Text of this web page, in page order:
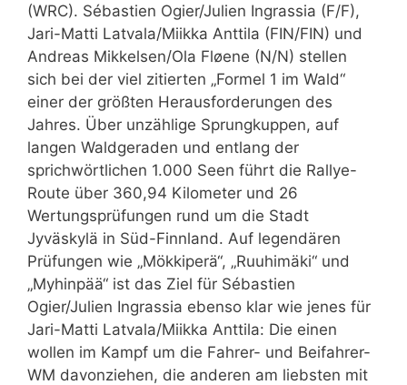
(WRC). Sébastien Ogier/Julien Ingrassia (F/F),
Jari-Matti Latvala/Miikka Anttila (FIN/FIN) und
Andreas Mikkelsen/Ola Fløene (N/N) stellen
sich bei der viel zitierten „Formel 1 im Wald“
einer der größten Herausforderungen des
Jahres. Über unzählige Sprungkuppen, auf
langen Waldgeraden und entlang der
sprichwörtlichen 1.000 Seen führt die Rallye-
Route über 360,94 Kilometer und 26
Wertungsprüfungen rund um die Stadt
Jyväskylä in Süd-Finnland. Auf legendären
Prüfungen wie „Mökkiperä“, „Ruuhimäki“ und
„Myhinpää“ ist das Ziel für Sébastien
Ogier/Julien Ingrassia ebenso klar wie jenes für
Jari-Matti Latvala/Miikka Anttila: Die einen
wollen im Kampf um die Fahrer- und Beifahrer-
WM davonziehen, die anderen am liebsten mit